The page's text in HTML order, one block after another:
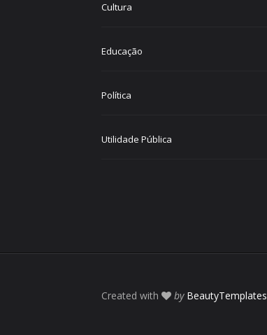
Cultura
Educação
Política
Utilidade Pública
Created with by BeautyTemplates